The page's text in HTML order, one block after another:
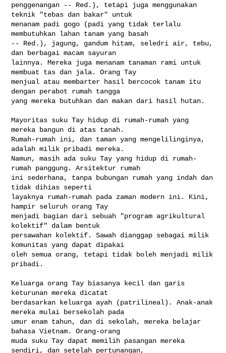
penggenangan -- Red.), tetapi juga menggunakan
teknik "tebas dan bakar" untuk
menanam padi gogo (padi yang tidak terlalu
membutuhkan lahan tanam yang basah
-- Red.), jagung, gandum hitam, seledri air, tebu,
dan berbagai macam sayuran
lainnya. Mereka juga menanam tanaman rami untuk
membuat tas dan jala. Orang Tay
menjual atau membarter hasil bercocok tanam itu
dengan perabot rumah tangga
yang mereka butuhkan dan makan dari hasil hutan.
Mayoritas suku Tay hidup di rumah-rumah yang
mereka bangun di atas tanah.
Rumah-rumah ini, dan taman yang mengelilinginya,
adalah milik pribadi mereka.
Namun, masih ada suku Tay yang hidup di rumah-
rumah panggung. Arsitektur rumah
ini sederhana, tanpa bubungan rumah yang indah dan
tidak dihias seperti
layaknya rumah-rumah pada zaman modern ini. Kini,
hampir seluruh orang Tay
menjadi bagian dari sebuah "program agrikultural
kolektif" dalam bentuk
persawahan kolektif. Sawah dianggap sebagai milik
komunitas yang dapat dipakai
oleh semua orang, tetapi tidak boleh menjadi milik
pribadi.
Keluarga orang Tay biasanya kecil dan garis
keturunan mereka dicatat
berdasarkan keluarga ayah (patrilineal). Anak-anak
mereka mulai bersekolah pada
umur enam tahun, dan di sekolah, mereka belajar
bahasa Vietnam. Orang-orang
muda suku Tay dapat memilih pasangan mereka
sendiri, dan setelah pertunangan,